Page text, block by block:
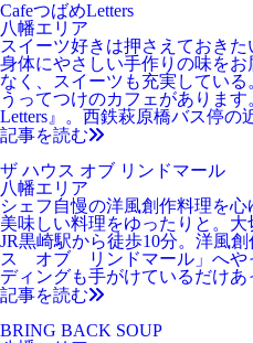
CafeつばめLetters
八幡エリア
スイーツ好きは押さえておき
身体にやさしい手作りの味を
なく、スイーツも充実してい
うってつけのカフェがあります
Letters』。西鉄萩原橋バス停
記事を読む
ザ ハウス オブ リンドマール
八幡エリア
シェフ自慢の洋風創作料理を
美味しい料理をゆったりと。
JR黒崎駅から徒歩10分。洋風
ス オブ リンドマール」へや
ディングも手がけているだけ
記事を読む
BRING BACK SOUP